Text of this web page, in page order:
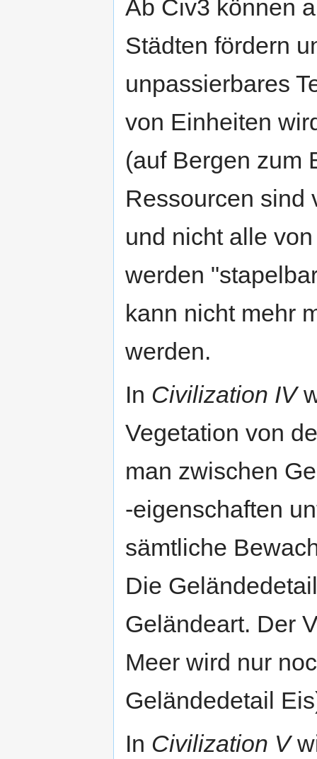
Ab Civ3 können
Städten fördern
unpassierbares
von Einheiten
(auf Bergen zum
Ressourcen sind
und nicht alle
werden
kann nicht mehr
werden.
In Civilization IV
Vegetation von
man zwischen
-eigenschaften
sämtliche
Die
Geländeart. Der
Meer wird nur
Geländedetail
In Civilization V